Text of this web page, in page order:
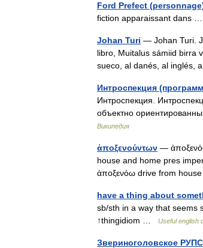
Ford Prefect
fiction apparaissant dans
Johan Turi — Johan Turi.
libro, Muitalus sámiid birra
sueco, al danés, al
Интроспекция
Интроспекция.
объектно
Википедия
ἀποξενούντων —
house and home pres
ἀποξενόω drive from
have a thing about
sb/sth in a way that seems
↑thingidiom …
Useful english
Звериноголовское РУПС